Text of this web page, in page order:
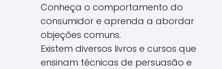
Conheça o comportamento do
consumidor e aprenda a abordar
objeções comuns.
Existem diversos livros e cursos que
ensinam técnicas de persuasão e